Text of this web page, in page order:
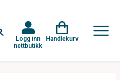
Logg inn
nettbutikk
Handlekurv